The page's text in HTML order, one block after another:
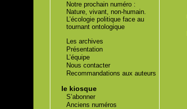
Notre prochain numéro :
Nature, vivant, non-humain.
L’écologie politique face au
tournant ontologique
Les archives
Présentation
L’équipe
Nous contacter
Recommandations aux auteurs
le kiosque
S’abonner
Anciens numéros